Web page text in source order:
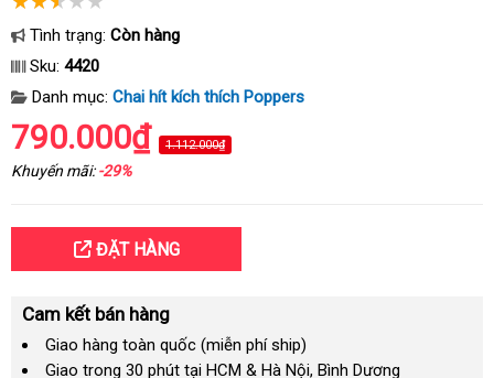
Tình trạng: Còn hàng
Sku: 4420
Danh mục: Chai hít kích thích Poppers
790.000₫ 1.112.000₫
Khuyến mãi:-29%
ĐẶT HÀNG
Cam kết bán hàng
Giao hàng toàn quốc (miễn phí ship)
Giao trong 30 phút tại HCM & Hà Nội, Bình Dương